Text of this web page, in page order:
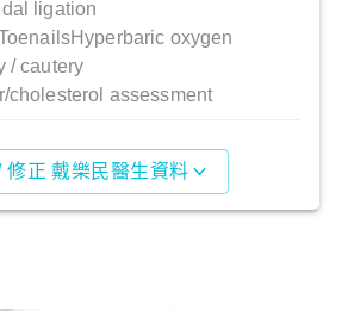
ligation
oxygen
/ cautery
cholesterol assessment
修正 戴樂民醫生資料